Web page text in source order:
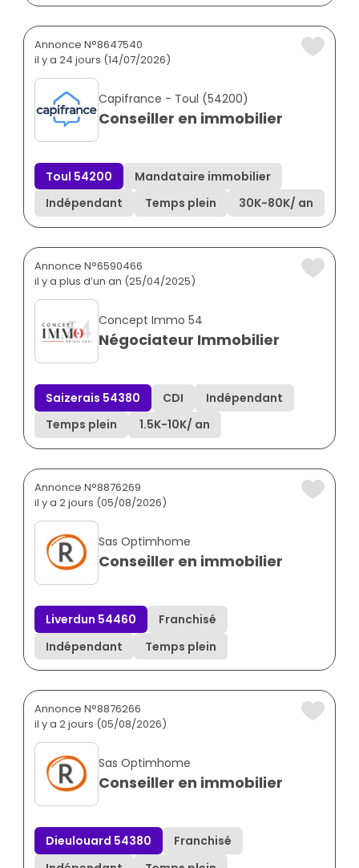
Annonce N°8647540
il y a 24 jours (14/07/2026)
Capifrance - Toul (54200)
Conseiller en immobilier
Toul 54200
Mandataire immobilier
Indépendant
Temps plein 30K-80K/ an
Annonce N°6590466
il y a plus d’un an (25/04/2025)
Concept Immo 54
Négociateur Immobilier
Saizerais 54380 CDI
Indépendant
Temps plein
1.5K-10K/ an
Annonce N°8876269
il y a 2 jours (05/08/2026)
Sas Optimhome
Conseiller en immobilier
Liverdun 54460
Franchisé
Indépendant
Temps plein
Annonce N°8876266
il y a 2 jours (05/08/2026)
Sas Optimhome
Conseiller en immobilier
Dieulouard 54380
Franchisé